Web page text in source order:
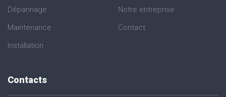
Dépannage
Maintenance
Installation
Notre entreprise
Contact
Contacts